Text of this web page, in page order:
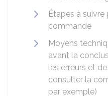
Étapes à
commande
Moyens
avant la
les erreurs et
consulter la
par exemple)